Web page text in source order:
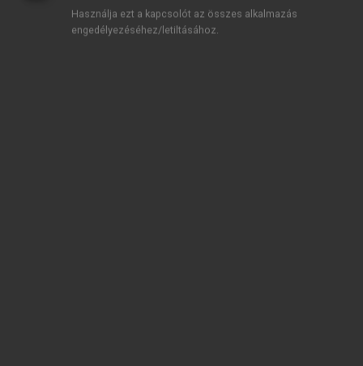
Használja ezt a kapcsolót az összes alkalmazás
engedélyezéséhez/letiltásához.